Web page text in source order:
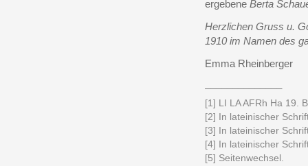
ergebene Berta
Herzlichen Gruss u.
1910 im Namen des
Emma Rheinberger
[1] LI LA AFRh Ha 19.
[2] In lateinischer
[3] In lateinischer
[4] In lateinischer
[5] Seitenwechsel.